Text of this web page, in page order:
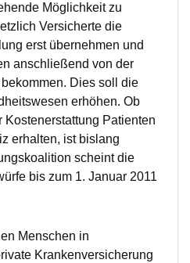
Möglichkeit zu
Versicherte die
erst übernehmen und
anschließend von der
Dies soll die
erhöhen. Ob
Patienten
erhalten, ist bislang
scheint die
bis zum 1. Januar 2011
Menschen in
Krankenversicherung